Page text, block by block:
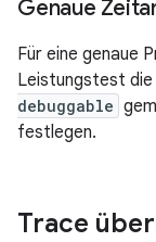
Genaue
Für eine genaue
Leistungstest die
debuggable
festlegen.
Trace